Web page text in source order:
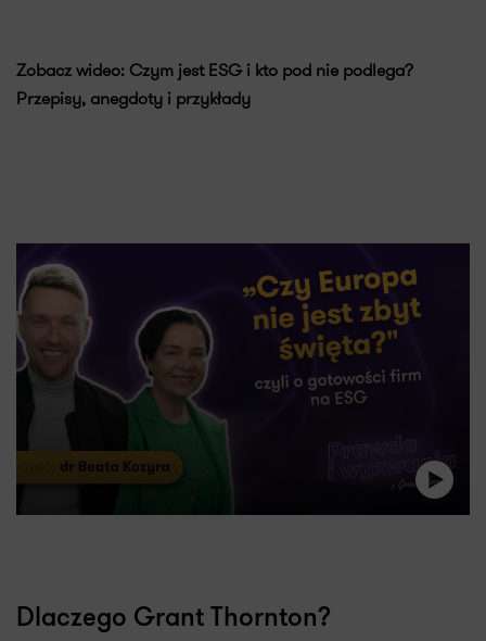
Zobacz wideo: Czym jest ESG i kto pod nie podlega?
Przepisy, anegdoty i przykłady
Dlaczego Grant Thornton?